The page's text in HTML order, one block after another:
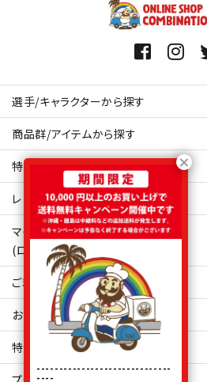
選手/キャラクターから探す
商品群/アイテムから探す
特集ページを見てみる
レビュー・口コミ 一覧ページ
マイアカウント
(ログイン/新規会員登録)
ご利用ガイド
お問い合わせ
特定商取引 法表示
------------------------------
----